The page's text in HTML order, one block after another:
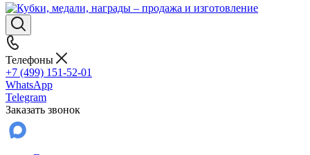
Телефоны
+7 (499) 151-52-01
WhatsApp
Telegram
Заказать звонок